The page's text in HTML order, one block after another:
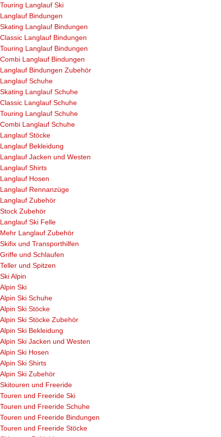
Touring Langlauf Ski
Langlauf Bindungen
Skating Langlauf Bindungen
Classic Langlauf Bindungen
Touring Langlauf Bindungen
Combi Langlauf Bindungen
Langlauf Bindungen Zubehör
Langlauf Schuhe
Skating Langlauf Schuhe
Classic Langlauf Schuhe
Touring Langlauf Schuhe
Combi Langlauf Schuhe
Langlauf Stöcke
Langlauf Bekleidung
Langlauf Jacken und Westen
Langlauf Shirts
Langlauf Hosen
Langlauf Rennanzüge
Langlauf Zubehör
Stock Zubehör
Langlauf Ski Felle
Mehr Langlauf Zubehör
Skifix und Transporthilfen
Griffe und Schlaufen
Teller und Spitzen
Ski Alpin
Alpin Ski
Alpin Ski Schuhe
Alpin Ski Stöcke
Alpin Ski Stöcke Zubehör
Alpin Ski Bekleidung
Alpin Ski Jacken und Westen
Alpin Ski Hosen
Alpin Ski Shirts
Alpin Ski Zubehör
Skitouren und Freeride
Touren und Freeride Ski
Touren und Freeride Schuhe
Touren und Freeride Bindungen
Touren und Freeride Stöcke